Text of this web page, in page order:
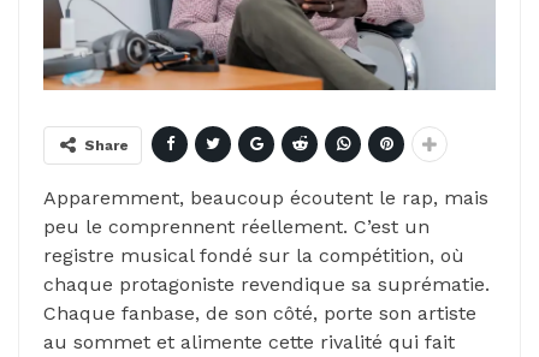
Share
Apparemment, beaucoup écoutent le rap, mais
peu le comprennent réellement. C’est un
registre musical fondé sur la compétition, où
chaque protagoniste revendique sa suprématie.
Chaque fanbase, de son côté, porte son artiste
au sommet et alimente cette rivalité qui fait